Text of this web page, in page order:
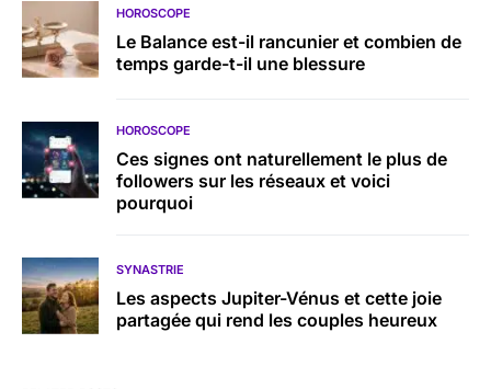
HOROSCOPE
Le Balance est-il rancunier et combien de
temps garde-t-il une blessure
HOROSCOPE
Ces signes ont naturellement le plus de
followers sur les réseaux et voici
pourquoi
SYNASTRIE
Les aspects Jupiter-Vénus et cette joie
partagée qui rend les couples heureux